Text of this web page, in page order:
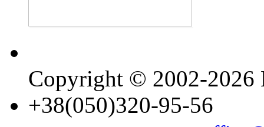
Copyright © 2002-
+38(050)320-95-56